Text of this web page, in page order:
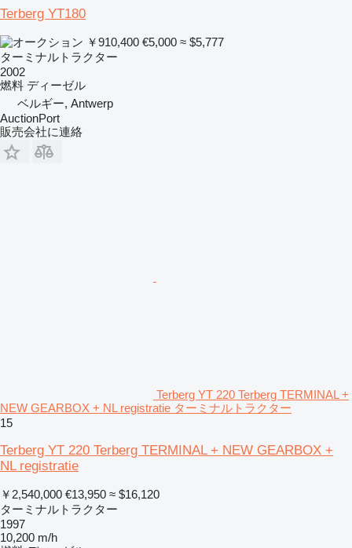
Terberg YT180
￥910,400 €5,000 ≈ $5,777
ターミナルトラクター
2002
燃料 ディーゼル
ベルギー, Antwerp
AuctionPort
販売会社に連絡
Terberg YT 220 Terberg TERMINAL +
NEW GEARBOX + NL registratie ターミナルトラクター
15
Terberg YT 220 Terberg TERMINAL + NEW GEARBOX +
NL registratie
￥2,540,000 €13,950 ≈ $16,120
ターミナルトラクター
1997
10,200 m/h